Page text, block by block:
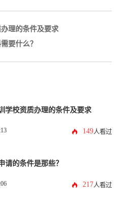
理的条件及要求
要什么？
学校资质办理的条件及要求
149人看过
请的条件是那些？
217人看过